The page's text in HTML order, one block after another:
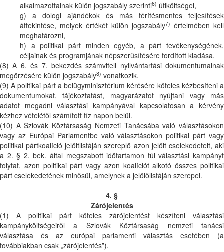
alkalmazottainak külön jogszabály szerinti6) útiköltségei,
g) a dologi ajándékok és más térítésmentes teljesítések
áttekintése, melyek értékét külön jogszabály7) értelmében kell
meghatározni,
h) a politikai párt minden egyéb, a párt tevékenységének,
céljainak és programjának népszerűsítésére fordított kiadása.
(8) A 6. és 7. bekezdés számviteli nyilvántartási dokumentumainak
megőrzésére külön jogszabály8) vonatkozik.
(9) A politikai párt a belügyminisztérium kérésére köteles kézbesíteni a
dokumentumokat, tájékoztatást, magyarázatot nyújtani vagy más
adatot megadni választási kampányával kapcsolatosan a kérvény
kézhez vételétől számított tíz napon belül.
(10) A Szlovák Köztársaság Nemzeti Tanácsába való választásokon
vagy az Európai Parlamentbe való választásokon politikai párt vagy
politikai pártkoalíció jelöltlistáján szereplő azon jelölt cselekedeteit, aki
a 2. § 2. bek. által megszabott időtartamon túl választási kampányt
folytat, azon politikai párt vagy azon koalíciót alkotó összes politikai
párt cselekedetének minősül, amelynek a jelölőlistáján szerepel.
4. §
Zárójelentés
(1) A politikai párt köteles zárójelentést készíteni választási
kampányköltségeiről a Szlovák Köztársaság nemzeti tanácsi
választása és az európai parlamenti választás esetében (a
továbbiakban csak „zárójelentés”).